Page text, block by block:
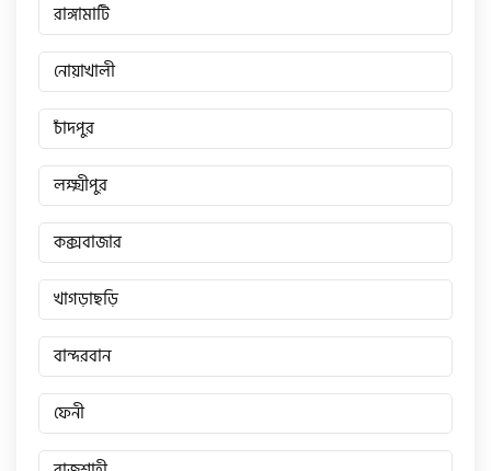
রাঙ্গামাটি
নোয়াখালী
চাঁদপুর
লক্ষ্মীপুর
কক্সবাজার
খাগড়াছড়ি
বান্দরবান
ফেনী